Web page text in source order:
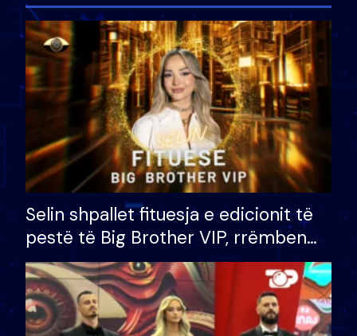
Selin shpallet fituesja e edicionit të
pestë të Big Brother VIP, rrëmben
çmimin e madh prej 100 mijë eurosh